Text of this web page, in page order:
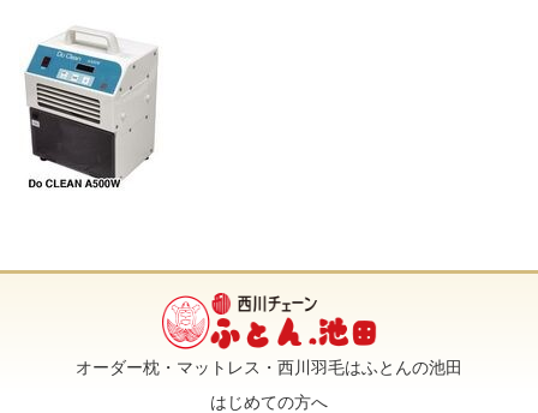
オーダー枕・マットレス・西川羽毛はふとんの池田
はじめての方へ